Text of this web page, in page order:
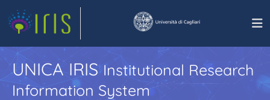
UNICA IRISInstitutional Research
Information System